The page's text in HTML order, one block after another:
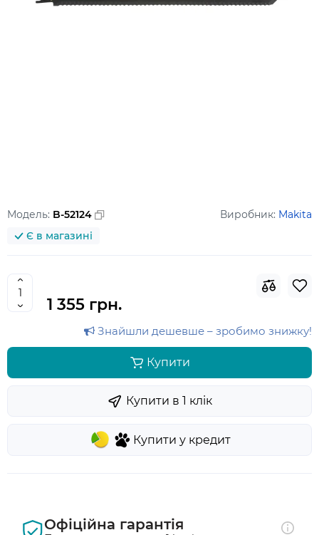
Модель: B-52124 Виробник: Makita
Є в магазині
1 355 грн.
Знайшли дешевше – зробимо знижку!
Купити
Купити у кредит
Купити в 1 клiк
Офіційна гарантія